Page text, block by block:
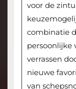
voor de
combinatie
persoonlijke
verrassen
nieuwe
van